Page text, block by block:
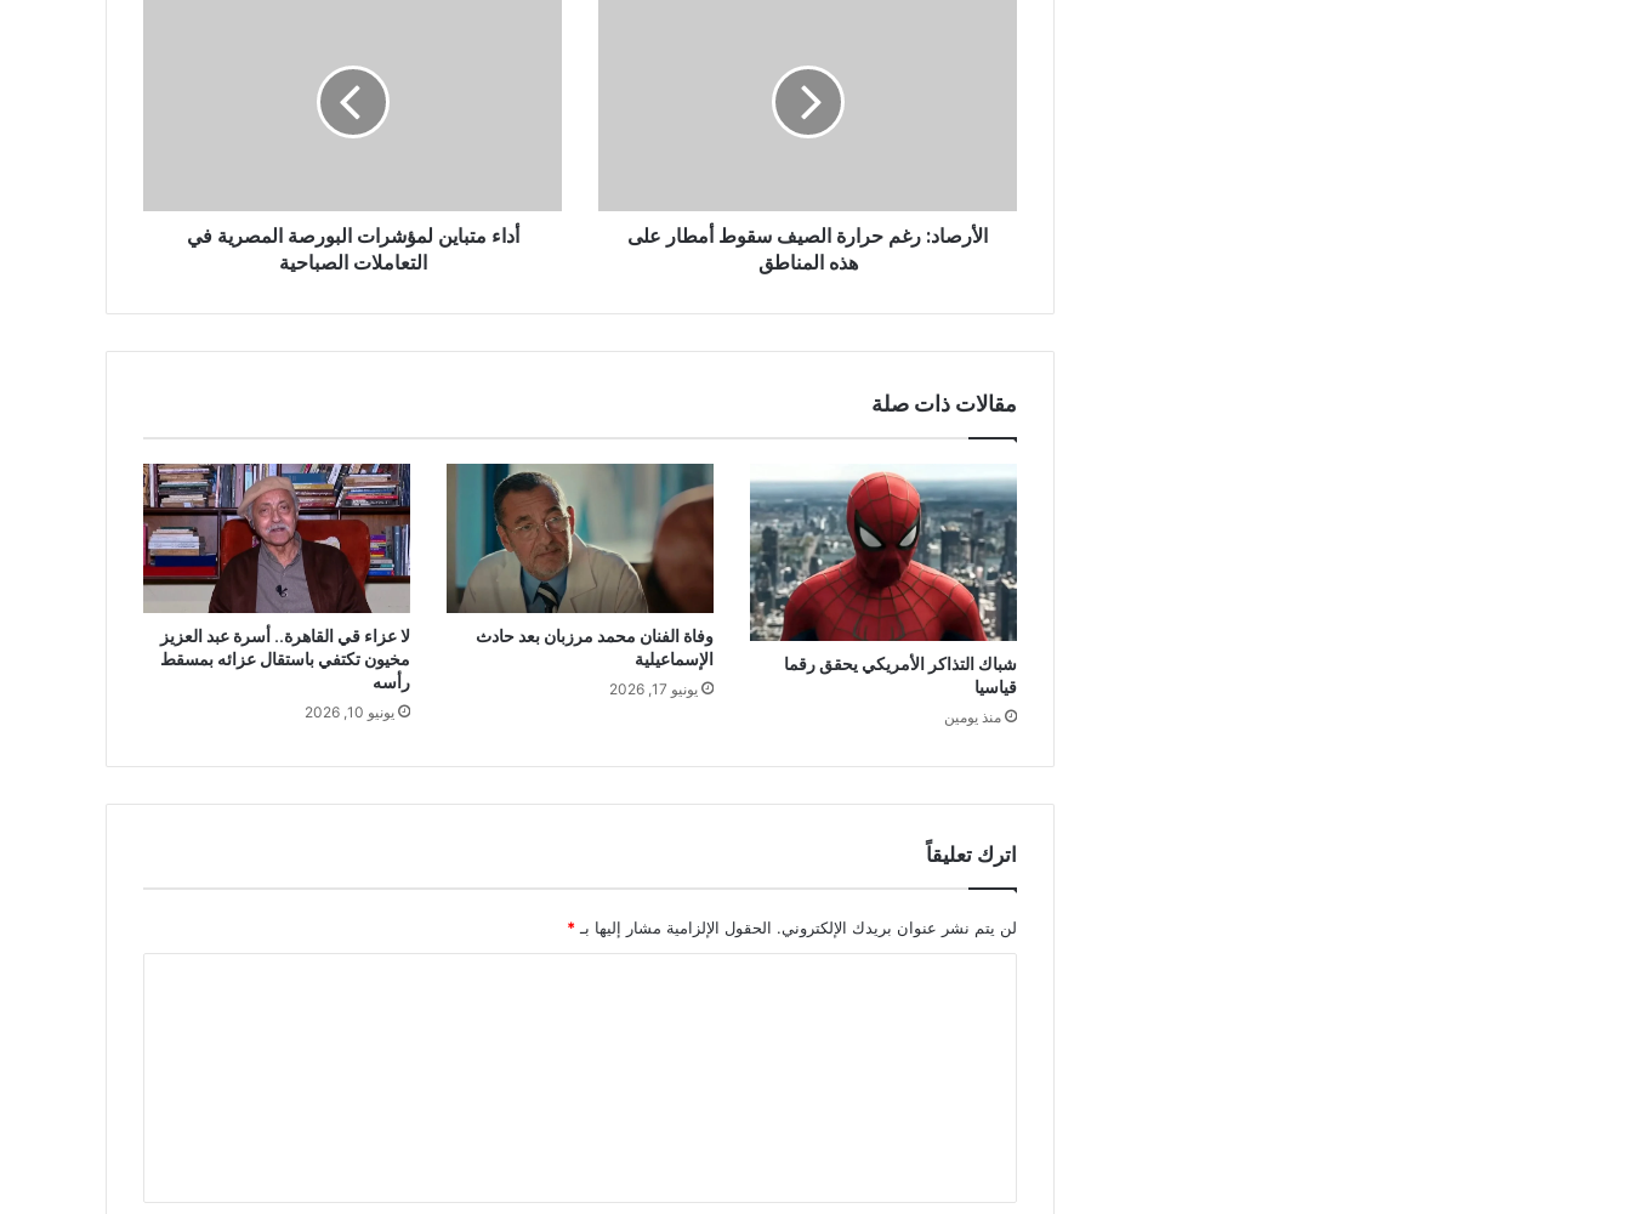
الأرصاد: رغم حرارة الصيف سقوط أمطار على
هذه المناطق
أداء متباين لمؤشرات البورصة المصرية في
التعاملات الصباحية
مقالات ذات صلة
شباك التذاكر الأمريكي يحقق رقما
قياسيا
منذ يومين
وفاة الفنان محمد مرزبان بعد حادث
الإسماعيلية
يونيو 17, 2026
لا عزاء قي القاهرة.. أسرة عبد العزيز
مخيون تكتفي باستقال عزائه بمسقط
رأسه
يونيو 10, 2026
اترك تعليقاً
لن يتم نشر عنوان بريدك الإلكتروني. الحقول الإلزامية مشار إليها بـ *